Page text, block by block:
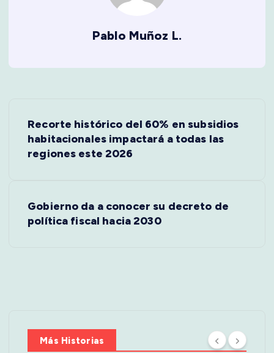
Pablo Muñoz L.
Recorte histórico del 60% en subsidios
habitacionales impactará a todas las
regiones este 2026
Gobierno da a conocer su decreto de
política fiscal hacia 2030
Más Historias